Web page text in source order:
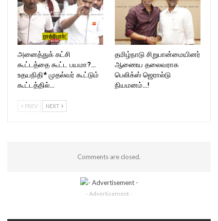
அனைத்துக் கட்சி
கூட்டத்தை கூட்ட பயமா?…
உதயநிதி* முதல்வர் கூட்டும்
கூட்டத்தில்…
தமிழ்நாடு சிறுபான்மையினர்
ஆணைய தலைவராக
பெலிக்ஸ் ஜெரால்டு
நியமனம்…!
PREV NEXT
Comments are closed.
- Advertisement -